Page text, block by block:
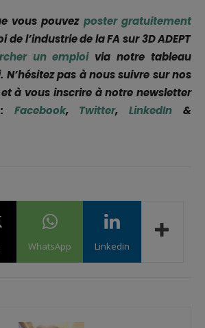
vous pouvez poster gratuitement
de l’industrie de la FA sur 3D ADEPT
un emploivia notre tableau
N’hésitez pas à nous suivre sur nos
à vous inscrire à notre newsletter
: Facebook, Twitter,LinkedIn &
WhatsApp Linkedin